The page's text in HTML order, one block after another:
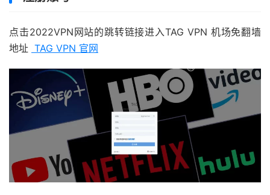
点击2022VPN网站的跳转链接进入TAG VPN 机场免翻墙
地址 TAG VPN 官网